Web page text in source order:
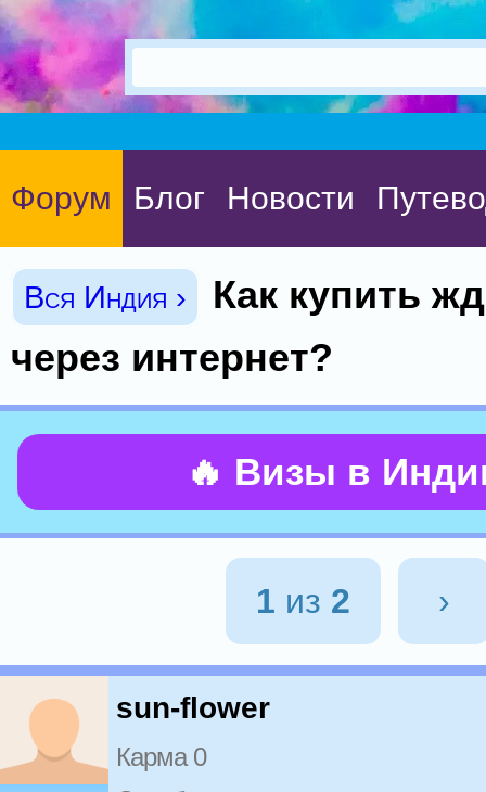
Форум Блог Новости
Вся Индия ›
Как купить
через интернет?
🔥 Визы в
1 из 2 ›
sun-flower
Карма 0